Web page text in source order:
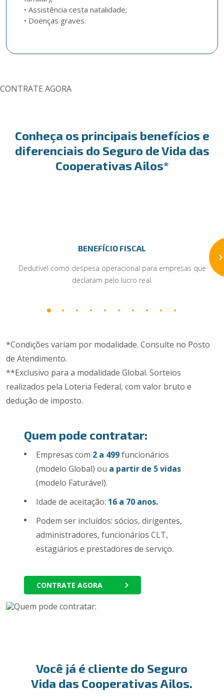
• Assistência cesta natalidade;
CONTRATE AGORA
Conheça os principais benefícios e
diferenciais do Seguro de Vida das
Cooperativas Ailos*
BENEFÍCIO FISCAL
Dedutível como despesa operacional para empresas que
declaram pelo lucro real.
*Condições variam por modalidade. Consulte no Posto
de Atendimento.
**Exclusivo para a modalidade Global. Sorteios
realizados pela Loteria Federal, com valor bruto e
dedução de imposto.
Quem pode contratar:
Empresas com 2 a 499funcionários
(modelo Global) ou a partir de 5 vidas
(modelo Faturável).
Idade de aceitação: 16 a 70 anos.
Podem ser incluídos: sócios, dirigentes,
administradores, funcionários CLT,
estagiários e prestadores de serviço.
CONTRATE AGORA
Você já é cliente do Seguro
Vida das Cooperativas Ailos.